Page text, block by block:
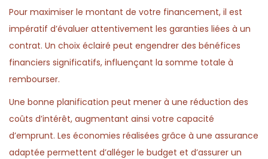
Pour maximiser le montant de votre financement, il est
impératif d’évaluer attentivement les garanties liées à un
contrat. Un choix éclairé peut engendrer des bénéfices
financiers significatifs, influençant la somme totale à
rembourser.
Une bonne planification peut mener à une réduction des
coûts d’intérêt, augmentant ainsi votre capacité
d’emprunt. Les économies réalisées grâce à une assurance
adaptée permettent d’alléger le budget et d’assurer un